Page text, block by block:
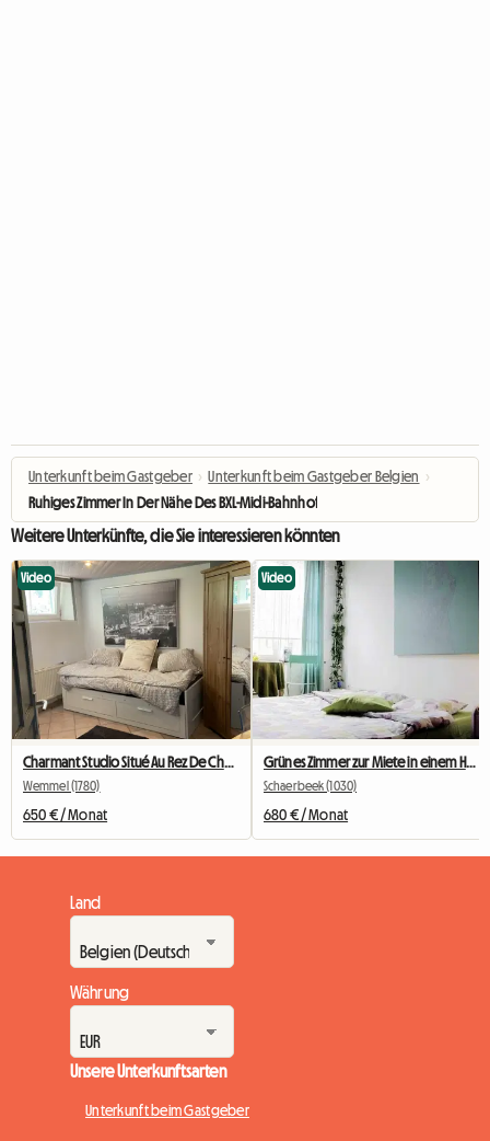
Unterkunft beim Gastgeber › Unterkunft beim Gastgeber Belgien ›
Ruhiges Zimmer In Der Nähe Des BXL-Midi-Bahnhofs
Weitere Unterkünfte, die Sie interessieren könnten
Video
Charmant Studio Situé Au Rez De Chaussée
Wemmel (1780)
650 € / Monat
Video
Grünes Zimmer zur Miete in einem Haus in Brüssel
Schaerbeek (1030)
680 € / Monat
Land
Währung
Unsere Unterkunftsarten
Unterkunft beim Gastgeber